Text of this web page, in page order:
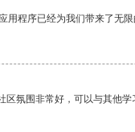
用程序已经为我们带来了无限
区氛围非常好，可以与其他学